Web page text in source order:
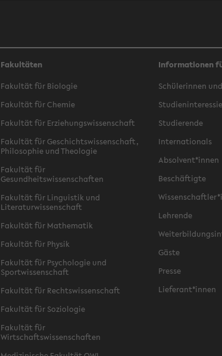
Fakultäten
Fakultät für Biologie
Fakultät für Chemie
Fakultät für Erziehungswissenschaft
Fakultät für Geschichtswissenschaft,
Philosophie und Theologie
Fakultät für
Gesundheitswissenschaften
Fakultät für Linguistik und
Literaturwissenschaft
Fakultät für Mathematik
Fakultät für Physik
Fakultät für Psychologie und
Sportwissenschaft
Fakultät für Rechtswissenschaft
Fakultät für Soziologie
Fakultät für
Wirtschaftswissenschaften
Informationen
Schülerinnen
Studierende
Internationals
Absolvent*innen
Beschäftigte
Lehrende
Gäste
Presse
Lieferant*innen